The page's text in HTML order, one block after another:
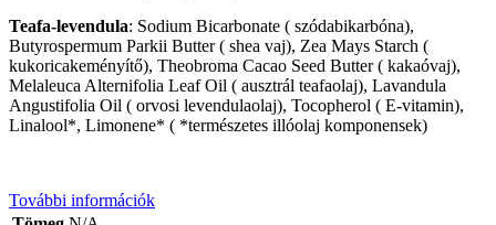
Teafa-levendula: Sodium Bicarbonate ( szódabikarbóna),
Butyrospermum Parkii Butter( shea vaj), Zea Mays Starch (
kukoricakeményítő), Theobroma Cacao Seed Butter( kakaóvaj),
Melaleuca Alternifolia Leaf Oil ( ausztrál teafaolaj), Lavandula
Angustifolia Oil ( orvosi levendulaolaj), Tocopherol ( E-vitamin),
Linalool*, Limonene* ( *természetes illóolaj komponensek)
További információk